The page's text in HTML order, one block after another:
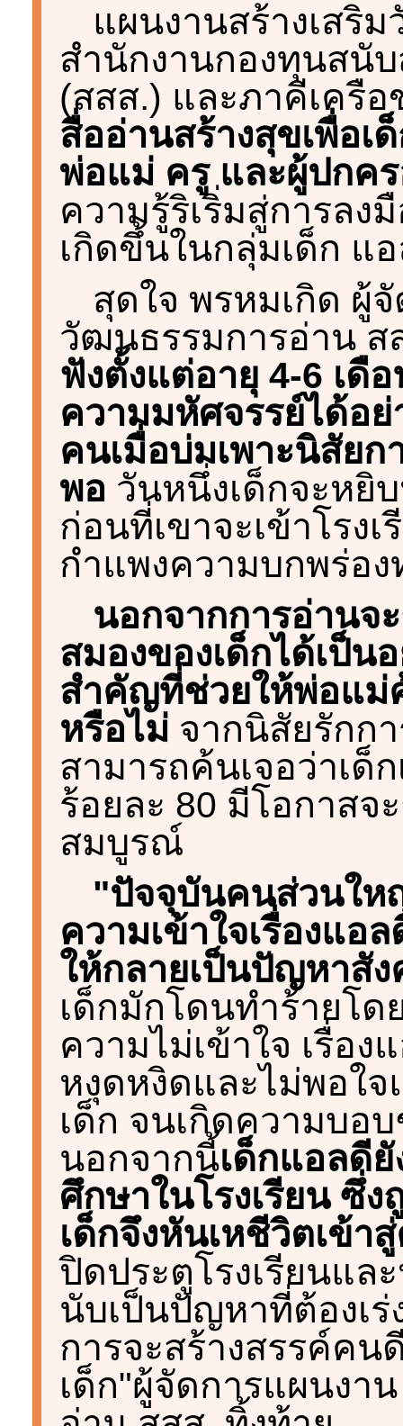
แผนงานสร้างเสริ
สำนักงานกองทุนสนั
(สสส.) และภาคีเครื
สื่ออ่านสร้างสุขเพื่อเ
พ่อแม่ ครู และผู้ปกค
ความรู้ริเริ่มสู่การลง
เกิดขึ้นในกลุ่มเด็ก แ
สุดใจ พรหมเกิด ผู้
วัฒนธรรมการอ่าน ส
ฟังตั้งแต่อายุ 4-6 เดื
ความมหัศจรรย์ได้อย่
คนเมื่อบ่มเพาะนิสัย
พอ วันหนึ่งเด็กจะหยิ
ก่อนที่เขาจะเข้าโรง
กำแพงความบกพร่อง
นอกจากการอ่านจ
สมองของเด็กได้เป็น
สำคัญที่ช่วยให้พ่อแม่
หรือไม่ จากนิสัยรักก
สามารถค้นเจอว่าเด็
ร้อยละ 80 มีโอกาสจ
สมบูรณ์
"ปัจจุบันคนส่วนให
ความเข้าใจเรื่องแอ
ให้กลายเป็นปัญหาสั
เด็กมักโดนทำร้ายโ
ความไม่เข้าใจ เรื่อ
หงุดหงิดและไม่พอใจ
เด็ก จนเกิดความบอ
นอกจากนี้เด็กแอลดี
ศึกษาในโรงเรียน ซึ่
เด็กจึงหันเหชีวิตเข้า
ปิดประตูโรงเรียนแล
นับเป็นปัญหาที่ต้องเร่
การจะสร้างสรรค์คน
เด็ก"ผู้จัดการแผนงา